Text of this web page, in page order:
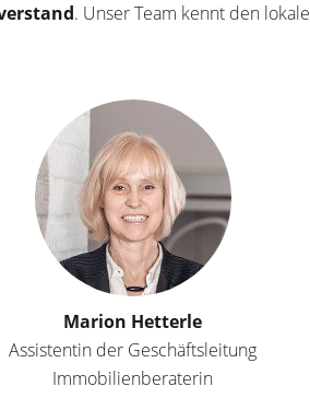
. Unser Team kennt den
Marion Hetterle
Assistentin der Geschäftsleitung
Immobilienberaterin